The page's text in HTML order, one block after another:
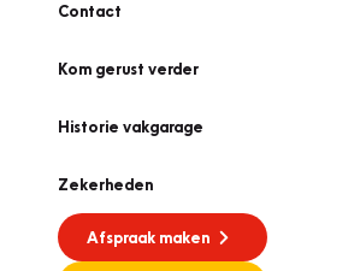
Contact
Kom gerust verder
Historie vakgarage
Zekerheden
Afspraak maken